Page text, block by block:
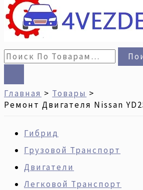
Главная
Товары
Ремонт Двигателя Nissan
Гибрид
Грузовой Транспорт
Двигатели
Легковой Транспорт